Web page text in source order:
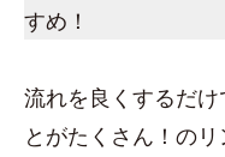
すめ！
流れを良くするだ
とがたくさん！の